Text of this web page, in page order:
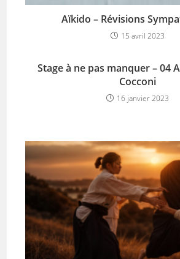
Aïkido – Révisions
15 avril 2023
Stage à ne pas manquer – 04
Cocconi
16 janvier 2023